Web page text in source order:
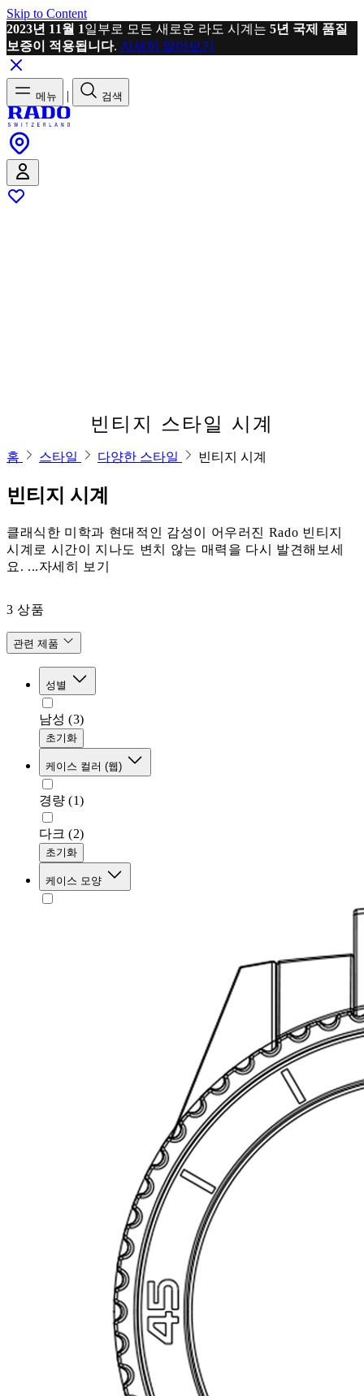
Skip to Content
2023년 11월 1일부로 모든 새로운 라도 시계는 5년 국제 품질
보증이 적용됩니다. 자세히 알아보기
메뉴 | 검색
빈티지 스타일 시계
홈 스타일 다양한 스타일 빈티지 시계
빈티지 시계
클래식한 미학과 현대적인 감성이 어우러진 Rado 빈티지
시계로 시간이 지나도 변치 않는 매력을 다시 발견해보세
요. ...자세히 보기
3 상품
관련 제품
성별
남성 (3)
초기화
케이스 컬러 (웹)
경량 (1)
다크 (2)
초기화
케이스 모양